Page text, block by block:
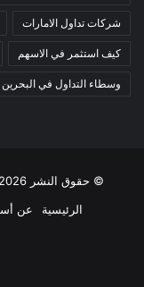
شركات تداول الامارات
كيف استثمر في الاسهم
وسطاء التداول في البحرين
© حقوق النشر 2026، جميع الحقوق محفوظة |
الرئيسية
عن